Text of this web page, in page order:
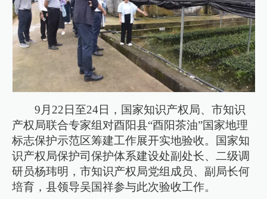
9月22日至24日，国家知识产权局、市知识
产权局联合专家组对酉阳县“酉阳茶油”国家地理
标志保护示范区筹建工作展开实地验收。国家知
识产权局保护司保护体系建设处副处长、二级调
研员杨玮明，市知识产权局党组成员、副局长何
培育，县领导吴国祥参与此次验收工作。